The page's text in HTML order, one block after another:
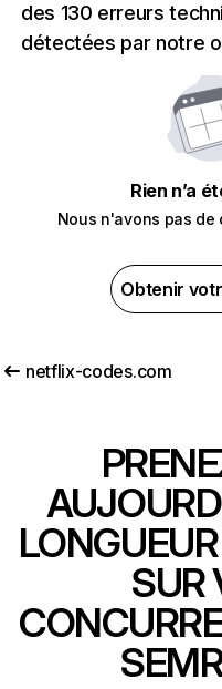
des 130 erreurs
détectées par notre
Rien n’a
Nous n'avons pas de
Obtenir
netflix-codes.com
SUR